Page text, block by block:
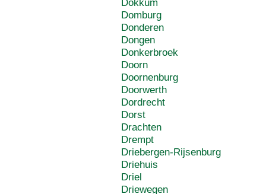
Dokkum
Domburg
Donderen
Dongen
Donkerbroek
Doorn
Doornenburg
Doorwerth
Dordrecht
Dorst
Drachten
Drempt
Driebergen-Rijsenburg
Driehuis
Driel
Driewegen